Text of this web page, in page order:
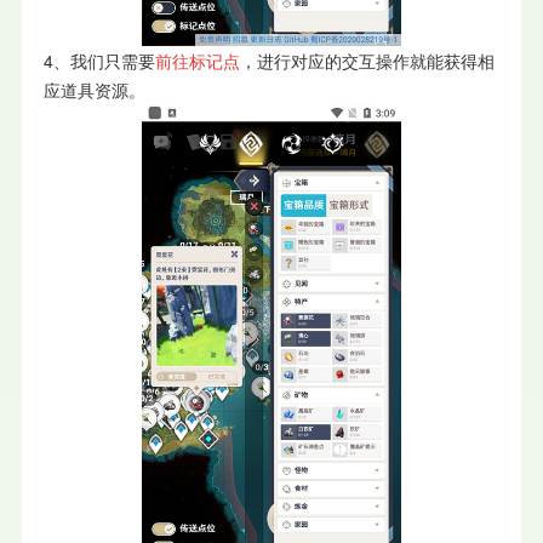
4、我们只需要前往标记点 ，进行对应的交互操作就能获得相
应道具资源。